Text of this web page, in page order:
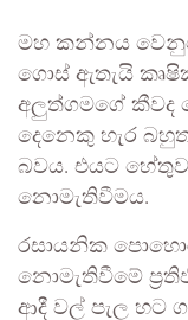
මහ කන්නය
ගොස් ඇතැයි
අලුත්ගමගේ කීවද
දෙනෙකු හැර
බවය. එයට
නොමැතිවීමය.
රසායනික
නොමැතිවීමේ
ආදී වල් පැල හට